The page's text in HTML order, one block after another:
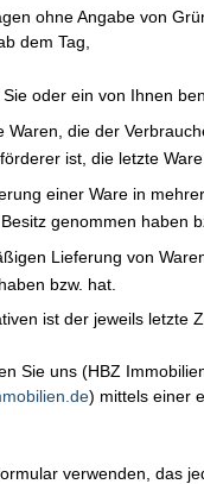
ohne Angabe von
dem Tag,
oder ein von Ihnen
die der
ist, die letzte
einer Ware in
genommen haben
Lieferung von
bzw. hat.
ist der jeweils letzte
Sie uns (HBZ
) mittels einer
verwenden, das